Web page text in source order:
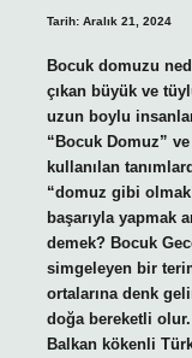
Tarih: Aralık 21, 2024
Bocuk domuzu
çıkan büyük ve
uzun boylu
“Bocuk Domuz”
kullanılan
“domuz gibi
başarıyla yapmak
demek? Bocuk
simgeleyen bir
ortalarına denk
doğa bereketli
Balkan kökenli